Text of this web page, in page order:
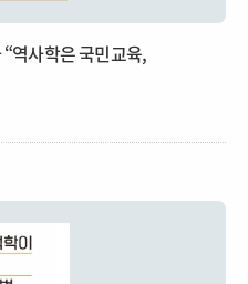
역사학은 국민교육,